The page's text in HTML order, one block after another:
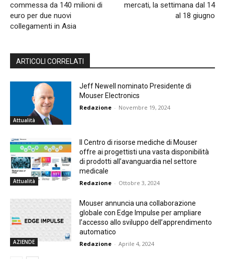
commessa da 140 milioni di
euro per due nuovi
collegamenti in Asia
mercati, la settimana dal 14
al 18 giugno
ARTICOLI CORRELATI
Attualità
Jeff Newell nominato Presidente di
Mouser Electronics
Redazione - Novembre 19, 2024
Attualità
Il Centro di risorse mediche di Mouser
offre ai progettisti una vasta disponibilità
di prodotti all’avanguardia nel settore
medicale
Redazione - Ottobre 3, 2024
AZIENDE
Mouser annuncia una collaborazione
globale con Edge Impulse per ampliare
l’accesso allo sviluppo dell’apprendimento
automatico
Redazione - Aprile 4, 2024